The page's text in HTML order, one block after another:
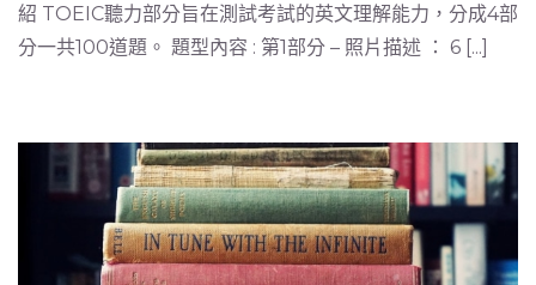
紹 TOEIC聽力部分旨在測試考試的英文理解能力，分成4部
分一共100道題。 題型內容 : 第1部分 – 照片描述 ： 6 [...]